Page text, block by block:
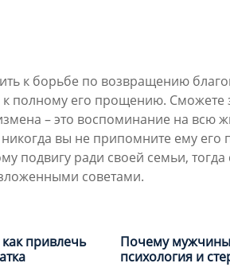
к борьбе по возвращению
полному его прощению. Сможете
– это воспоминание на всю
вы не припомните ему его
подвигу ради своей семьи,
советами.
привлечь
Почему
психология и